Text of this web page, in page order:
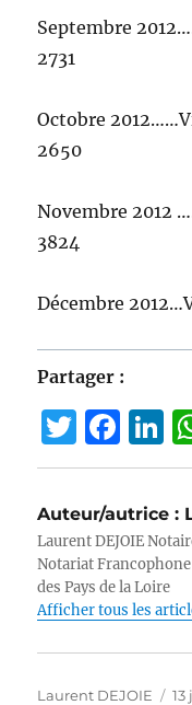
Septembre
2731
Octobre
2650
Novembre 2012
3824
Décembre
Partager :
T
w
it
te
r
F
a
c
e
b
o
n
e
d
I
Auteur/autrice :
Laurent DEJOIE
Notariat
des Pays de la Loire
Afficher tous les
Auteur
Laurent DEJOIE 13